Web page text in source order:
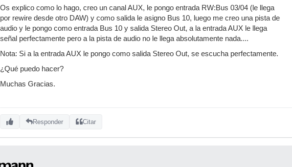
Os explico como lo hago, creo un canal AUX, le pongo entrada RW:Bus 03/04 (le llega
por rewire desde otro DAW) y como salida le asigno Bus 10, luego me creo una pista de
audio y le pongo como entrada Bus 10 y salida Stereo Out, a la entrada AUX le llega
señal perfectamente pero a la pista de audio no le llega absolutamente nada....
Nota: Si a la entrada AUX le pongo como salida Stereo Out, se escucha perfectamente.
¿Qué puedo hacer?
Muchas Gracias.
Responder Citar